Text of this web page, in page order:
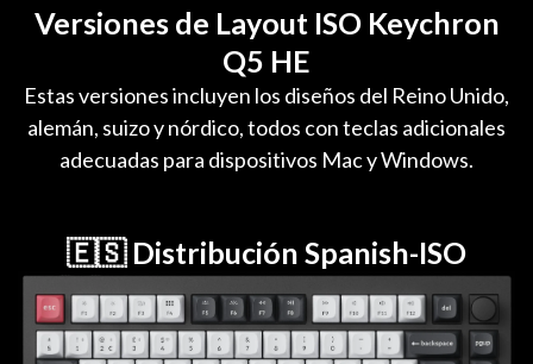
Versiones de Layout ISO Keychron
Q5 HE
Estas versiones incluyen los diseños del Reino Unido,
alemán, suizo y nórdico, todos con teclas adicionales
adecuadas para dispositivos Mac y Windows.
🇪🇸 Distribución Spanish-ISO